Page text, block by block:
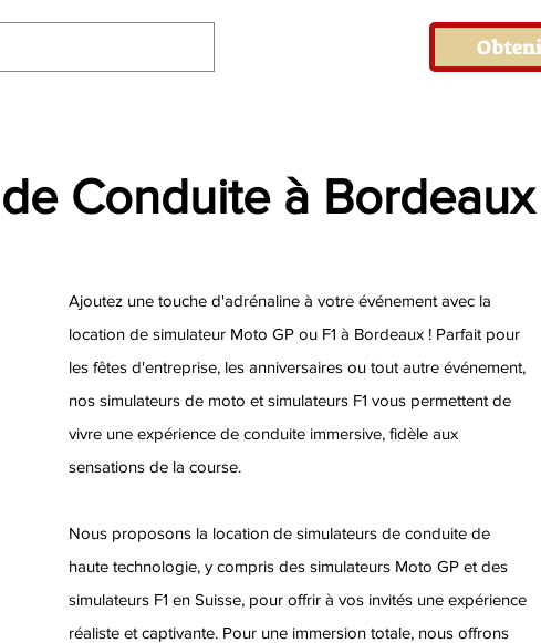
Conduite à Bordeaux
Ajoutez une touche d'adrénaline à votre événement avec la
location de simulateur Moto GP ou F1 à Bordeaux ! Parfait pour
les fêtes d'entreprise, les anniversaires ou tout autre événement,
nos simulateurs de moto et simulateurs F1 vous permettent de
vivre une expérience de conduite immersive, fidèle aux
sensations de la course.
Nous proposons la location de simulateurs de conduite de
haute technologie, y compris des simulateurs Moto GP et des
simulateurs F1 en Suisse, pour offrir à vos invités une expérience
réaliste et captivante. Pour une immersion totale, nous offrons